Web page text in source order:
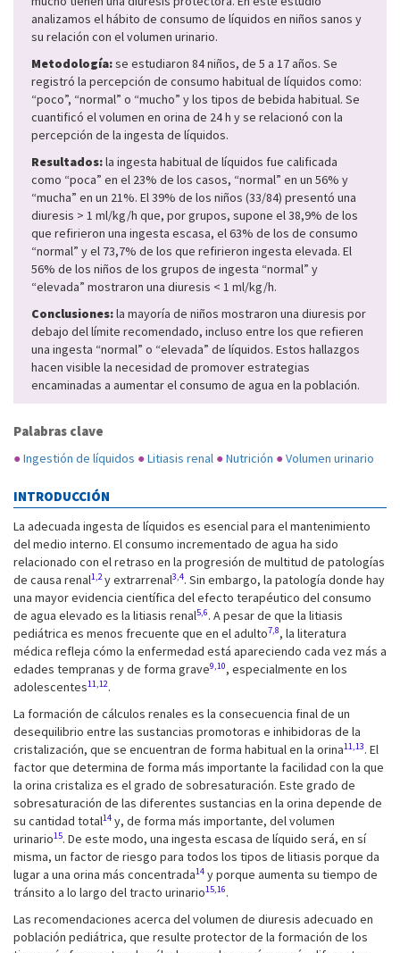
analizamos el hábito de consumo de líquidos en niños sanos y
su relación con el volumen urinario.
Metodología:se estudiaron 84 niños, de 5 a 17 años. Se
registró la percepción de consumo habitual de líquidos como:
“poco”, “normal” o “mucho” y los tipos de bebida habitual. Se
cuantificó el volumen en orina de 24 h y se relacionó con la
percepción de la ingesta de líquidos.
Resultados:la ingesta habitual de líquidos fue calificada
como “poca” en el 23% de los casos, “normal” en un 56% y
“mucha” en un 21%. El 39% de los niños (33/84) presentó una
diuresis > 1 ml/kg/h que, por grupos, supone el 38,9% de los
que refirieron una ingesta escasa, el 63% de los de consumo
“normal” y el 73,7% de los que refirieron ingesta elevada. El
56% de los niños de los grupos de ingesta “normal” y
“elevada” mostraron una diuresis < 1 ml/kg/h.
Conclusiones:la mayoría de niños mostraron una diuresis por
debajo del límite recomendado, incluso entre los que refieren
una ingesta “normal” o “elevada” de líquidos. Estos hallazgos
hacen visible la necesidad de promover estrategias
encaminadas a aumentar el consumo de agua en la población.
Palabras clave
●Ingestión de líquidos ●Litiasis renal ●Nutrición ●Volumen urinario
INTRODUCCIÓN
La adecuada ingesta de líquidos es esencial para el mantenimiento
del medio interno. El consumo incrementado de agua ha sido
relacionado con el retraso en la progresión de multitud de patologías
de causa renal1,2y extrarrenal3,4. Sin embargo, la patología donde hay
una mayor evidencia científica del efecto terapéutico del consumo
de agua elevado es la litiasis renal5,6. A pesar de que la litiasis
pediátrica es menos frecuente que en el adulto7,8, la literatura
médica refleja cómo la enfermedad está apareciendo cada vez más a
edades tempranas y de forma grave9,10, especialmente en los
adolescentes11,12.
La formación de cálculos renales es la consecuencia final de un
desequilibrio entre las sustancias promotoras e inhibidoras de la
cristalización, que se encuentran de forma habitual en la orina11,13. El
factor que determina de forma más importante la facilidad con la que
la orina cristaliza es el grado de sobresaturación. Este grado de
sobresaturación de las diferentes sustancias en la orina depende de
su cantidad total14 y, de forma más importante, del volumen
urinario15. De este modo, una ingesta escasa de líquido será, en sí
misma, un factor de riesgo para todos los tipos de litiasis porque da
lugar a una orina más concentrada14 y porque aumenta su tiempo de
tránsito a lo largo del tracto urinario15,16.
Las recomendaciones acerca del volumen de diuresis adecuado en
población pediátrica, que resulte protector de la formación de los